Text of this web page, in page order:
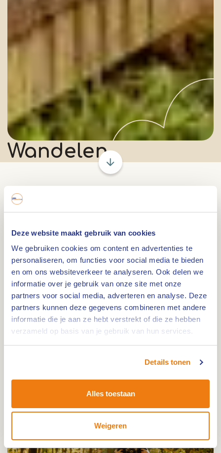
Deze website maakt gebruik van cookies
We gebruiken cookies om content en advertenties te
personaliseren, om functies voor social media te bieden
en om ons websiteverkeer te analyseren. Ook delen we
informatie over je gebruik van onze site met onze
partners voor social media, adverteren en analyse. Deze
partners kunnen deze gegevens combineren met andere
informatie die je aan ze hebt verstrekt of die ze hebben
verzameld op basis van je gebruik van hun services.
Details tonen
Alles toestaan
Weigeren
Wandelen
Te voet langs de mooiste
plekjes
In Limburg kun je heerlijk wandelen. Geniet van
het waterrijke landschap dat eeuwen geleden
gevormd is door de Maas, de bosrijke omgeving,
afgewisseld met de mooiste wandelpaden door de
open velden en van de karakteristieke
dorpskernen met een hoeveelheid aan gezellige
rustpunten en terrasjes.